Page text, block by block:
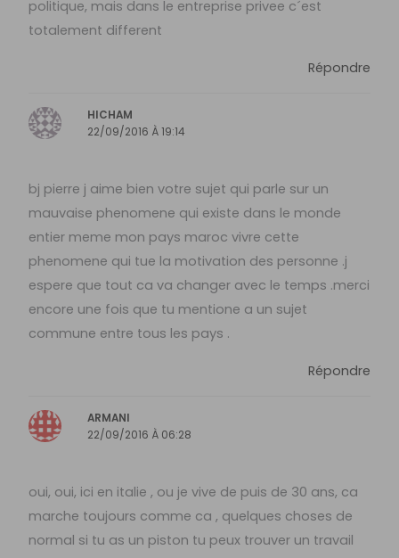
politique, mais dans le entreprise privee c´est
totalement different
Répondre
HICHAM
22/09/2016 À 19:14
bj pierre j aime bien votre sujet qui parle sur un
mauvaise phenomene qui existe dans le monde
entier meme mon pays maroc vivre cette
phenomene qui tue la motivation des personne .j
espere que tout ca va changer avec le temps .merci
encore une fois que tu mentione a un sujet
commune entre tous les pays .
Répondre
ARMANI
22/09/2016 À 06:28
oui, oui, ici en italie , ou je vive de puis de 30 ans, ca
marche toujours comme ca , quelques choses de
normal si tu as un piston tu peux trouver un travail